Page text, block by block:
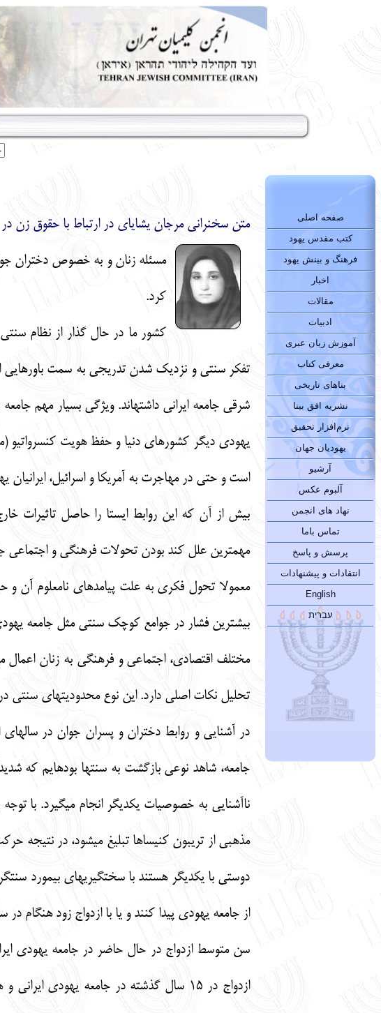
صفحه اصلی
کتب مقدس یهود
فرهنگ و بینش یهود
اخبار
مقالات
ادبیات
آموزش زبان عبری
معرفی کتاب
بناهای تاریخی
نشریه افق بینا
نرم‌افزار تحقیق
یهودیان جهان
آرشیو
آلبوم عکس
نهاد های انجمن
تماس باما
پرسش و پاسخ
انتقادات و پیشنهادات
English
עברית
متن سخنراني مرجان يشاياي در ارتباط با حقوق زن در سوئد سال 2003
مسئله زنان و به خصوص دختران
كرد.
كشور ما در حال گذار از نظام
تفكر سنتي و نزديك شدن تدريجي به سمت باورهايي
شرقي جامعه ايراني داشته‏اند. ويژگي بسيار مهم
يهودي ديگر كشورهاي دنيا و حفظ هويت كنسرواتيو
است و حتي در مهاجرت به آمريكا و اسرائيل،
بيش از آن كه اين روابط ايستا را حاصل تاثيرات
مهمترين علل كند بودن تحولات فرهنگي و اجتماعي
معمولا تحول فكري به علت پيامدهاي نامعلوم آن و
بيشترين فشار در جوامع كوچك سنتي مثل جامعه
مختلف اقتصادي، اجتماعي و فرهنگي به زنان
تحليل نكات اصلي دارد. اين نوع محدوديت‏هاي سنتي
در آشنايي و روابط دختران و پسران جوان در
جامعه، شاهد نوعي بازگشت به سنت‏ها بوده‏ايم كه
ناآشنايي به خصوصيات يكديگر انجام مي‏گيرد. با
مذهبي از تريبون كنيساها تبليغ مي‏شود، در نتيجه
دوستي با يكديگر هستند با سخت‏گيري‏هاي بي‏مورد
از جامعه يهودي پيدا كنند و يا با ازدواج زود هنگام
سن متوسط ازدواج در حال حاضر در جامعه يهودي
ازدواج در 15 سال گذشته در جامعه